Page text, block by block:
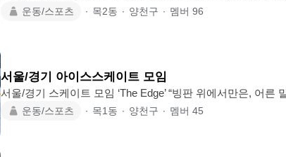
오신걸 환영합니다!:) 중고등학교 체육시간이 그리운 2030 남
운동/스포츠 ∙ 목2동 ∙ 양천구 ∙ 멤버 96
서울/경기 아이스스케이트 모임
서울/경기 스케이트 모임 ‘The Edge’ “빙판 위에서만은, 어른 말고 애기로 살자.” 회
사, 집, 학원 빼고 마음 편히 넘어져도 되는 곳이 하나쯤은 필요하잖
운동/스포츠 ∙ 목1동 ∙ 양천구 ∙ 멤버 45